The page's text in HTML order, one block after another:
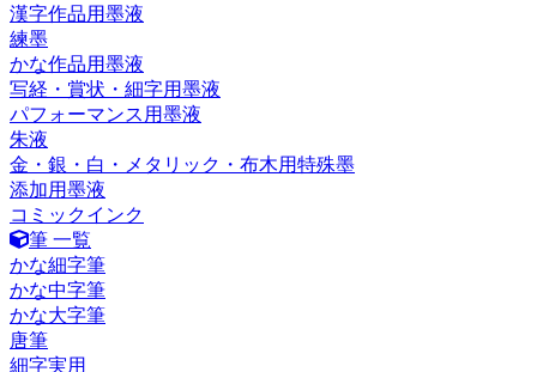
漢字作品用墨液
練墨
かな作品用墨液
写経・賞状・細字用墨液
パフォーマンス用墨液
朱液
金・銀・白・メタリック・布木用特殊墨
添加用墨液
コミックインク
筆 一覧
かな細字筆
かな中字筆
かな大字筆
唐筆
細字実用